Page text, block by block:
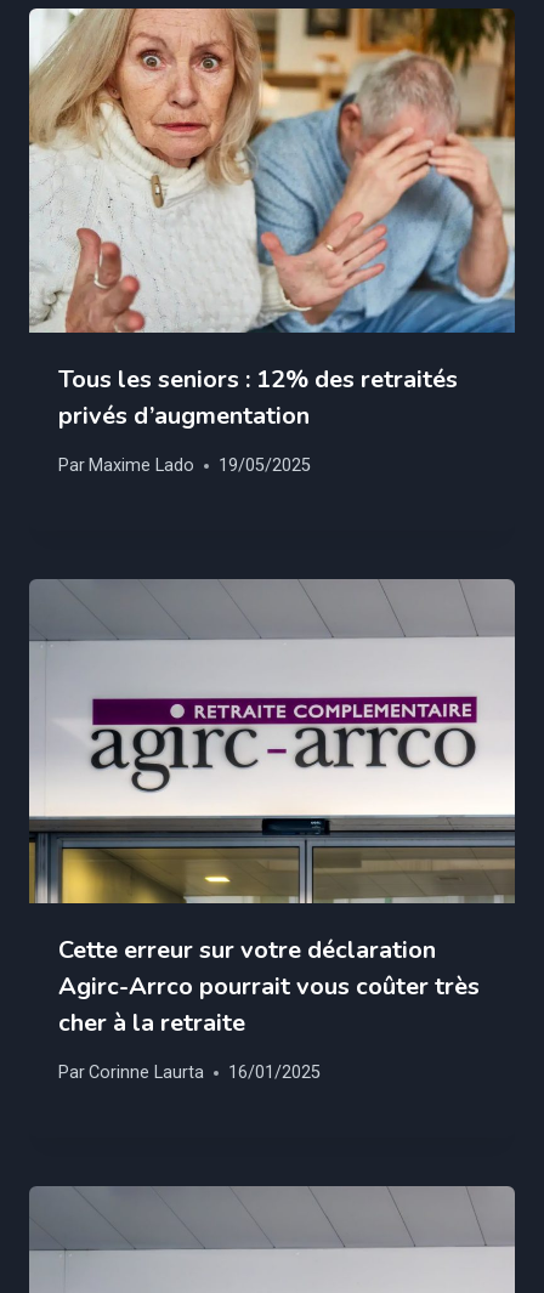
Tous les seniors : 12% des retraités
privés d’augmentation
Par Maxime Lado 19/05/2025
Cette erreur sur votre déclaration
Agirc-Arrco pourrait vous coûter très
cher à la retraite
ParCorinne Laurta 16/01/2025